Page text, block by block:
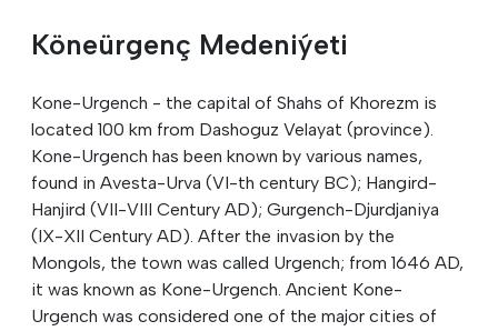
Köneürgenç Medeniýeti
Kone-Urgench - the capital of Shahs of Khorezm is
located 100 km from Dashoguz Velayat (province).
Kone-Urgench has been known by various names,
found in Avesta-Urva (VI-th century BC); Hangird-
Hanjird (VII-VIII Century AD); Gurgench-Djurdjaniya
(IX-XII Century AD). After the invasion by the
Mongols, the town was called Urgench; from 1646 AD,
it was known as Kone-Urgench. Ancient Kone-
Urgench was considered one of the major cities of